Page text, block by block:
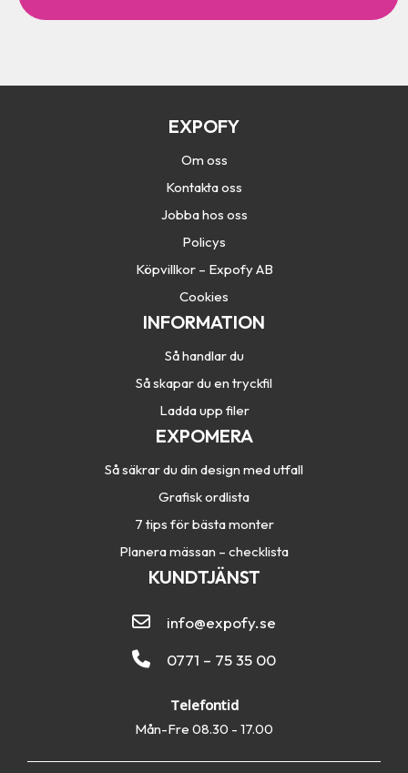
t
EXPOFY
Om oss
Kontakta oss
Jobba hos oss
Policys
Köpvillkor – Expofy AB
Cookies
INFORMATION
Så handlar du
Så skapar du en tryckfil
Ladda upp filer
EXPOMERA
Så säkrar du din design med utfall
Grafisk ordlista
7 tips för bästa monter
Planera mässan – checklista
KUNDTJÄNST
info@expofy.se
0771 – 75 35 00
Telefontid
Mån-Fre 08.30 - 17.00